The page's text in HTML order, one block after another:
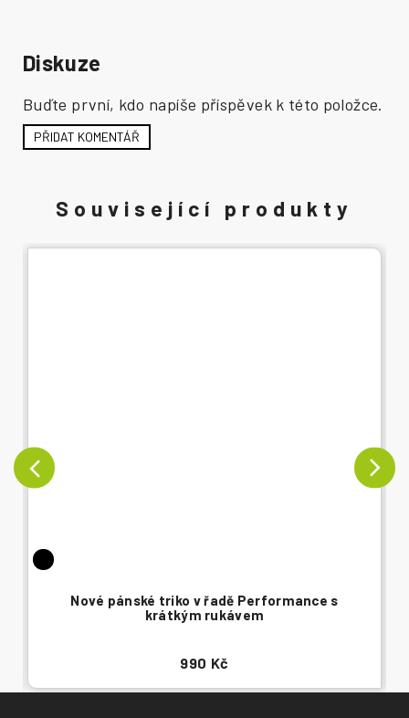
Nové pánské triko v řadě Performance s
krátkým rukávem
990 Kč
Diskuze
Buďte první, kdo napíše příspěvek k této položce.
PŘIDAT KOMENTÁŘ